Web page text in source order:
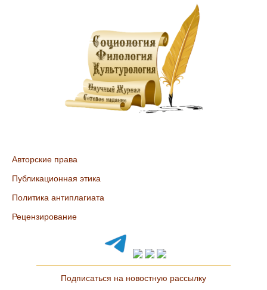
Авторские права
Публикационная этика
Политика антиплагиата
Рецензирование
Подписаться на новостную рассылку